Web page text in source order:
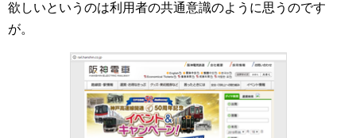
欲しいというのは利用者の共通意識のように思うのです
が。